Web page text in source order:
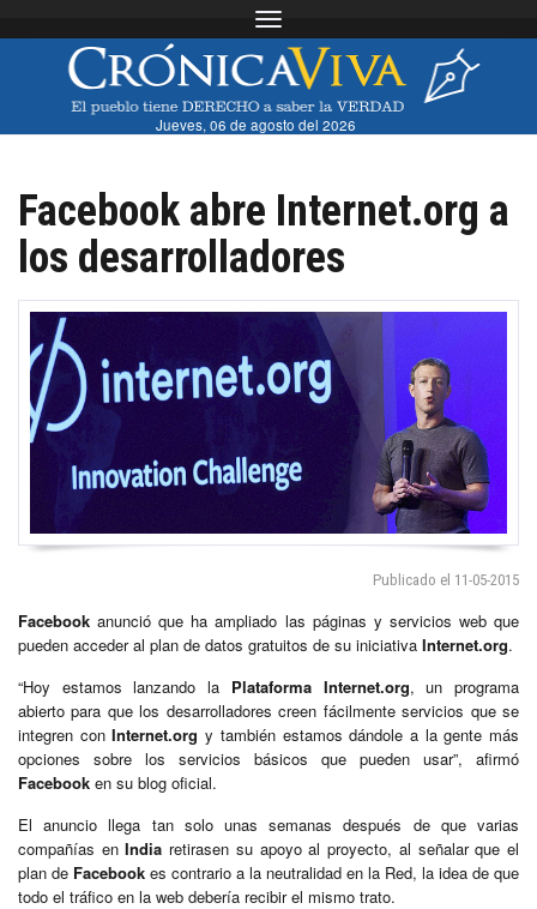
Toggle navigation
Jueves, 06 de agosto del 2026
Facebook abre Internet.org a
los desarrolladores
Publicado el 11-05-2015
Facebook anunció que ha ampliado las páginas y servicios web que
pueden acceder al plan de datos gratuitos de su iniciativa Internet.org.
“Hoy estamos lanzando la Plataforma Internet.org, un programa
abierto para que los desarrolladores creen fácilmente servicios que se
integren conInternet.org y también estamos dándole a la gente más
opciones sobre los servicios básicos que pueden usar”, afirmó
Facebook en su blog oficial.
El anuncio llega tan solo unas semanas después de que varias
compañías enIndia retirasen su apoyo al proyecto, al señalar que el
plan de Facebook es contrario a la neutralidad en la Red, la idea de que
todo el tráfico en la web debería recibir el mismo trato.